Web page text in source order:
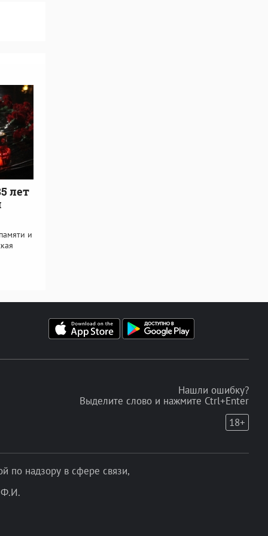
лет
и
Нашли ошибку?
Выделите слово и нажмите Ctrl+Enter
18+
по надзору в сфере связи,
Ф.И.